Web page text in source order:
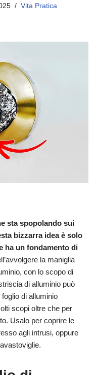
Vita Pratica
sta spopolando sui
bizzarra idea è solo
ha un fondamento di
la maniglia
con lo scopo di
di alluminio può
di alluminio
scopi oltre che per
Usalo per coprire le
agli intrusi, oppure